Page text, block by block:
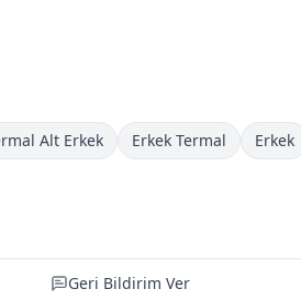
Alt Erkek Erkek Termal Erkek
Geri Bildirim Ver